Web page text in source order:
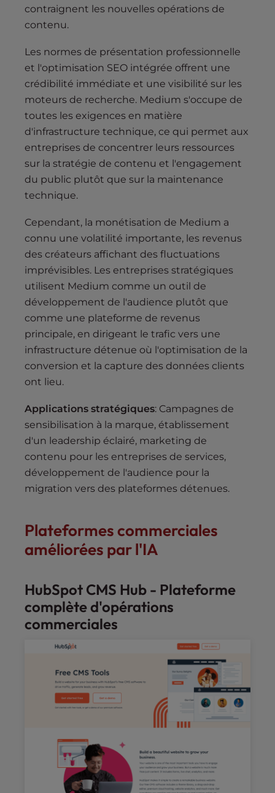
contraignent les nouvelles opérations de
contenu.
Les normes de présentation professionnelle
et l'optimisation SEO intégrée offrent une
crédibilité immédiate et une visibilité sur les
moteurs de recherche. Medium s'occupe de
toutes les exigences en matière
d'infrastructure technique, ce qui permet aux
entreprises de concentrer leurs ressources
sur la stratégie de contenu et l'engagement
du public plutôt que sur la maintenance
technique.
Cependant, la monétisation de Medium a
connu une volatilité importante, les revenus
des créateurs affichant des fluctuations
imprévisibles. Les entreprises stratégiques
utilisent Medium comme un outil de
développement de l'audience plutôt que
comme une plateforme de revenus
principale, en dirigeant le trafic vers une
infrastructure détenue où l'optimisation de la
conversion et la capture des données clients
ont lieu.
Applications stratégiques: Campagnes de
sensibilisation à la marque, établissement
d'un leadership éclairé, marketing de
contenu pour les entreprises de services,
développement de l'audience pour la
migration vers des plateformes détenues.
Plateformes commerciales
améliorées par l'IA
HubSpot CMS Hub - Plateforme
complète d'opérations
commerciales